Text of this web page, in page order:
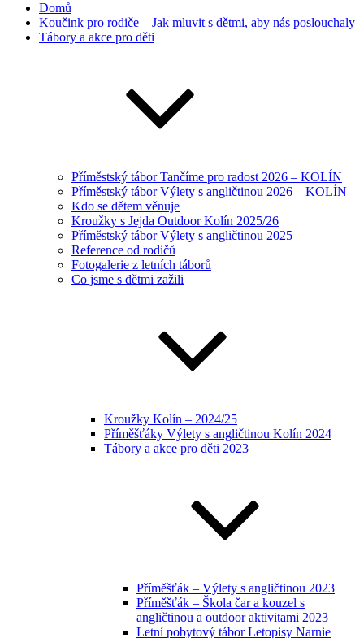
Domů
Koučink pro rodiče – Jak mluvit s dětmi, aby nás poslouchaly
Tábory a akce pro děti
Příměstský tábor Tančíme pro radost 2026 – KOLÍN
Příměstský tábor Výlety s angličtinou 2026 – KOLÍN
Kdo se dětem věnuje
Kroužky s Jejda Outdoor Kolín 2025/26
Příměstský tábor Výlety s angličtinou 2025
Reference od rodičů
Fotogalerie z letních táborů
Co jsme s dětmi zažili
Kroužky Kolín – 2024/25
Příměšťáky Výlety s angličtinou Kolín 2024
Tábory a akce pro děti 2023
Příměšťák – Výlety s angličtinou 2023
Příměšťák – Škola čar a kouzel s
angličtinou a outdoor aktivitami 2023
Letní pobytový tábor Letopisy Narnie